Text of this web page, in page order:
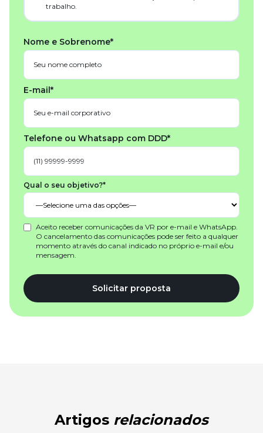
trabalho.
Nome e Sobrenome*
E-mail*
Telefone ou Whatsapp com DDD*
Qual o seu objetivo?*
Aceito receber comunicações da VR por e-mail e WhatsApp.
O cancelamento das comunicações pode ser feito a qualquer
momento através do canal indicado no próprio e-mail e/ou
mensagem.
Solicitar proposta
Artigos relacionados